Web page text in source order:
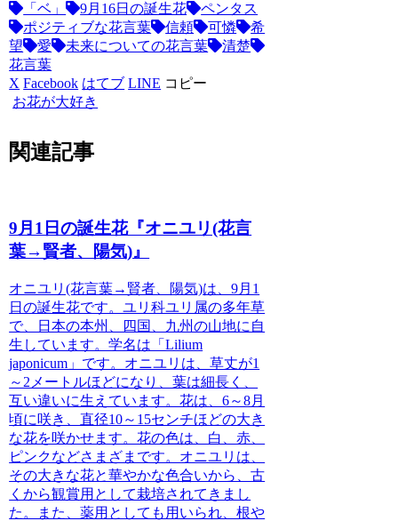
「ベ」
9月16日の誕生花
ペンタス
ポジティブな花言葉
信頼 可憐
希
望
愛 未来についての花言葉
清楚
花言葉
X Facebook はてブ LINE コピー
お花が大好き
関連記事
9月1日の誕生花『オニユリ(花言
葉→賢者、陽気)』
オニユリ(花言葉→賢者、陽気)は、9月1
日の誕生花です。ユリ科ユリ属の多年草
で、日本の本州、四国、九州の山地に自
生しています。学名は「Lilium
japonicum」です。オニユリは、草丈が1
～2メートルほどになり、葉は細長く、
互い違いに生えています。花は、6～8月
頃に咲き、直径10～15センチほどの大き
な花を咲かせます。花の色は、白、赤、
ピンクなどさまざまです。オニユリは、
その大きな花と華やかな色合いから、古
くから観賞用として栽培されてきまし
た。また、薬用としても用いられ、根や